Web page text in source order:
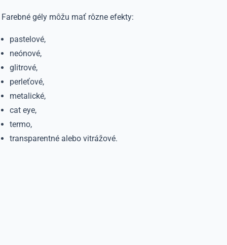
Farebné gély môžu mať rôzne efekty:
pastelové,
neónové,
glitrové,
perleťové,
metalické,
cat eye,
termo,
transparentné alebo vitrážové.